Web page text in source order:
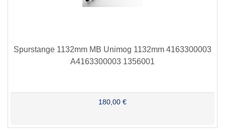
Spurstange 1132mm MB Unimog 1132mm 4163300003
A4163300003 1356001
180,00 €